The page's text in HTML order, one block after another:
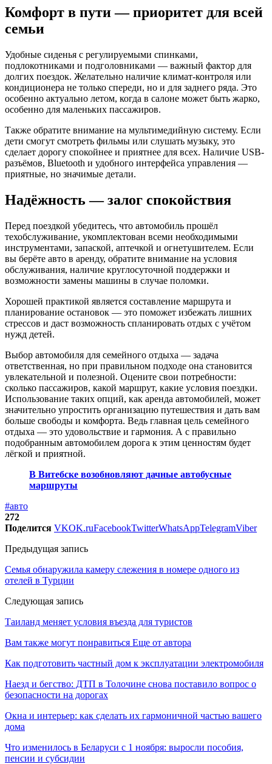
Комфорт в пути — приоритет для всей
семьи
Удобные сиденья с регулируемыми спинками,
подлокотниками и подголовниками — важный фактор для
долгих поездок. Желательно наличие климат-контроля или
кондиционера не только спереди, но и для заднего ряда. Это
особенно актуально летом, когда в салоне может быть жарко,
особенно для маленьких пассажиров.
Также обратите внимание на мультимедийную систему. Если
дети смогут смотреть фильмы или слушать музыку, это
сделает дорогу спокойнее и приятнее для всех. Наличие USB-
разъёмов, Bluetooth и удобного интерфейса управления —
приятные, но значимые детали.
Надёжность — залог спокойствия
Перед поездкой убедитесь, что автомобиль прошёл
техобслуживание, укомплектован всеми необходимыми
инструментами, запаской, аптечкой и огнетушителем. Если
вы берёте авто в аренду, обратите внимание на условия
обслуживания, наличие круглосуточной поддержки и
возможности замены машины в случае поломки.
Хорошей практикой является составление маршрута и
планирование остановок — это поможет избежать лишних
стрессов и даст возможность спланировать отдых с учётом
нужд детей.
Выбор автомобиля для семейного отдыха — задача
ответственная, но при правильном подходе она становится
увлекательной и полезной. Оцените свои потребности:
сколько пассажиров, какой маршрут, какие условия поездки.
Использование таких опций, как аренда автомобилей, может
значительно упростить организацию путешествия и дать вам
больше свободы и комфорта. Ведь главная цель семейного
отдыха — это удовольствие и гармония. А с правильно
подобранным автомобилем дорога к этим ценностям будет
лёгкой и приятной.
В Витебске возобновляют дачные автобусные
маршруты
#авто
272
Поделится VKOK.ruFacebookTwitterWhatsAppTelegramViber
Предыдущая запись
Семья обнаружила камеру слежения в номере одного из
отелей в Турции
Следующая запись
Таиланд меняет условия въезда для туристов
Вам также могут понравиться Еще от автора
Как подготовить частный дом к эксплуатации электромобиля
Наезд и бегство: ДТП в Толочине снова поставило вопрос о
безопасности на дорогах
Окна и интерьер: как сделать их гармоничной частью вашего
дома
Что изменилось в Беларуси с 1 ноября: выросли пособия,
пенсии и субсидии